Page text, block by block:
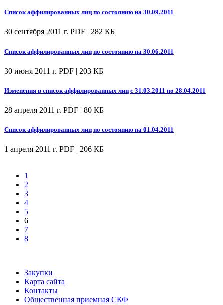
Список аффилированных лиц по состоянию на 30.09.2011
30 сентября 2011 г. PDF | 282 КБ
Список аффилированных лиц по состоянию на 30.06.2011
30 июня 2011 г. PDF | 203 КБ
Изменения в список аффилированных лиц с 31.03.2011 по 28.04.2011
28 апреля 2011 г. PDF | 80 КБ
Список аффилированных лиц по состоянию на 01.04.2011
1 апреля 2011 г. PDF | 206 КБ
1
2
3
4
5
6
7
8
Закупки
Карта сайта
Контакты
Общественная приемная СКФ